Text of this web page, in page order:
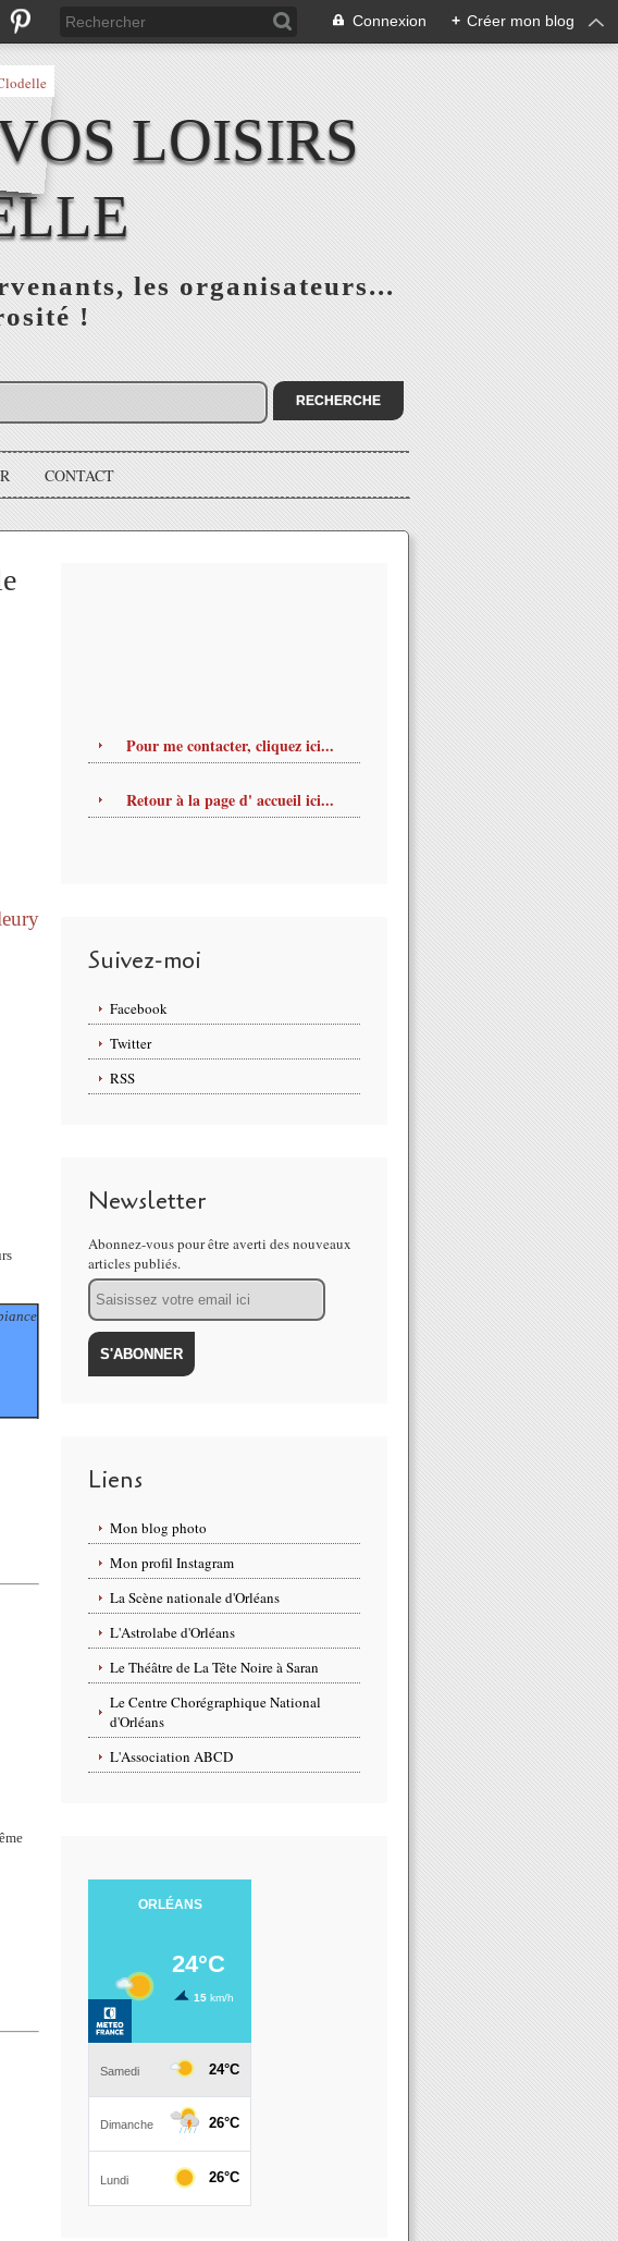
Connexion + Créer mon blog
LOISIRS
les organisateurs...
!
CONTACT
Pour me contacter, cliquez ici...
Retour à la page d' accueil ici...
Suivez-moi
Facebook
Twitter
RSS
Newsletter
Abonnez-vous pour être averti des nouveaux
articles publiés.
Email
Liens
Mon blog photo
Mon profil Instagram
La Scène nationale d'Orléans
L'Astrolabe d'Orléans
Le Théâtre de La Tête Noire à Saran
Le Centre Chorégraphique National
d'Orléans
L'Association ABCD